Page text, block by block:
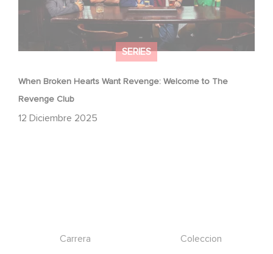
SERIES
When Broken Hearts Want Revenge: Welcome to The
Revenge Club
12 Diciembre 2025
Carrera
Coleccion